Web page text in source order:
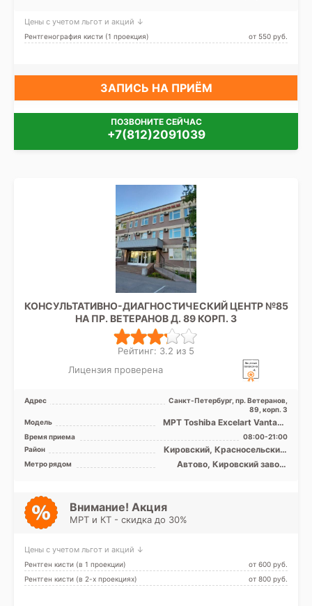
Дунайская, Шушары
Цены с учетом льгот и акций ↓
Рентгенография кисти (1 проекция) от 550 pуб.
ЗАПИСЬ НА ПРИЁМ
ПОЗВОНИТЕ СЕЙЧАС
+7(812)2091039
КОНСУЛЬТАТИВНО-ДИАГНОСТИЧЕСКИЙ ЦЕНТР №85
НА ПР. ВЕТЕРАНОВ Д. 89 КОРП. 3
Рейтинг: 3.2 из 5
Лицензия проверена
Адрес
Санкт-Петербург, пр. Ветеранов,
89, корп. 3
Модель
МРТ Toshiba Excelart Vantage
1.5T закрытый тип
Время приема
08:00-21:00
Район
Кировский, Красносельский,
Московский,
Петродворцовый, Лен.
Метро рядом
Автово, Кировский завод,
Внимание! Акция
МРТ и КТ - скидка до 30%
Цены с учетом льгот и акций ↓
Рентген кисти (в 1 проекции)
от 600 pуб.
Рентген кисти (в 2-х проекциях)
от 800 pуб.